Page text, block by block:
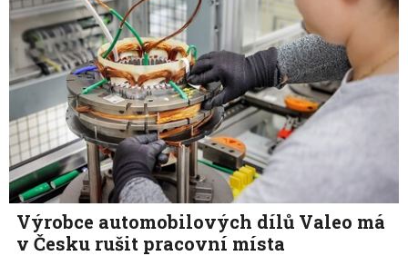
Výrobce automobilových dílů Valeo má
v Česku rušit pracovní místa